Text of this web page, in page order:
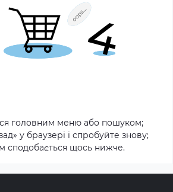
головним меню або пошуком;
у браузері і спробуйте знову;
сподобається щось нижче.